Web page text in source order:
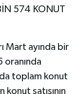
574 KONUT
Mart ayında bir
oranında
toplam konut
konut satışının